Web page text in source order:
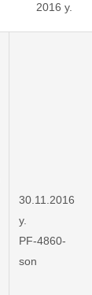
2016 y.
30.11.2016
y.
PF-4860-
son